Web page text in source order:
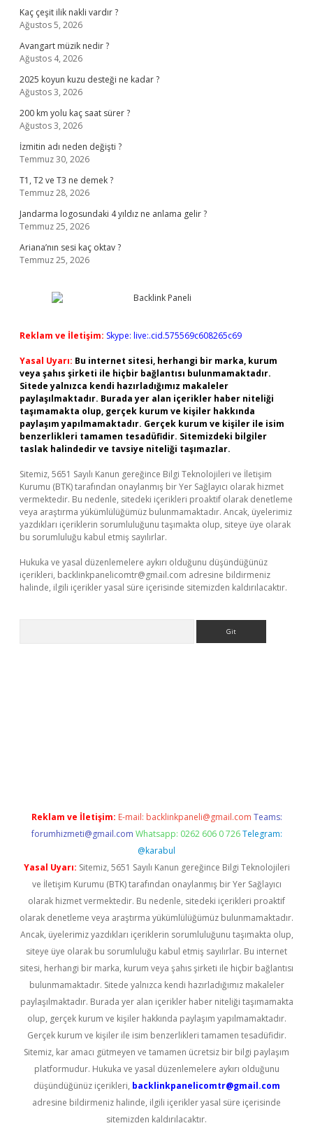
Kaç çeşit ilik nakli vardır ?
Ağustos 5, 2026
Avangart müzik nedir ?
Ağustos 4, 2026
2025 koyun kuzu desteği ne kadar ?
Ağustos 3, 2026
200 km yolu kaç saat sürer ?
Ağustos 3, 2026
İzmitin adı neden değişti ?
Temmuz 30, 2026
T1, T2 ve T3 ne demek ?
Temmuz 28, 2026
Jandarma logosundaki 4 yıldız ne anlama gelir ?
Temmuz 25, 2026
Ariana’nın sesi kaç oktav ?
Temmuz 25, 2026
Reklam ve İletişim: Skype: live:.cid.575569c608265c69
Yasal Uyarı: Bu internet sitesi, herhangi bir marka, kurum
veya şahıs şirketi ile hiçbir bağlantısı bulunmamaktadır.
Sitede yalnızca kendi hazırladığımız makaleler
paylaşılmaktadır. Burada yer alan içerikler haber niteliği
taşımamakta olup, gerçek kurum ve kişiler hakkında
paylaşım yapılmamaktadır. Gerçek kurum ve kişiler ile isim
benzerlikleri tamamen tesadüfidir. Sitemizdeki bilgiler
taslak halindedir ve tavsiye niteliği taşımazlar.
Sitemiz, 5651 Sayılı Kanun gereğince Bilgi Teknolojileri ve İletişim
Kurumu (BTK) tarafından onaylanmış bir Yer Sağlayıcı olarak hizmet
vermektedir. Bu nedenle, sitedeki içerikleri proaktif olarak denetleme
veya araştırma yükümlülüğümüz bulunmamaktadır. Ancak, üyelerimiz
yazdıkları içeriklerin sorumluluğunu taşımakta olup, siteye üye olarak
bu sorumluluğu kabul etmiş sayılırlar.
Hukuka ve yasal düzenlemelere aykırı olduğunu düşündüğünüz
içerikleri, backlinkpanelicomtr@gmail.com adresine bildirmeniz
halinde, ilgili içerikler yasal süre içerisinde sitemizden kaldırılacaktır.
Reklam ve İletişim: E-mail: backlinkpaneli@gmail.com Teams:
forumhizmeti@gmail.com Whatsapp: 0262 606 0 726 Telegram:
@karabul
Yasal Uyarı: Sitemiz, 5651 Sayılı Kanun gereğince Bilgi Teknolojileri
ve İletişim Kurumu (BTK) tarafından onaylanmış bir Yer Sağlayıcı
olarak hizmet vermektedir. Bu nedenle, sitedeki içerikleri proaktif
olarak denetleme veya araştırma yükümlülüğümüz bulunmamaktadır.
Ancak, üyelerimiz yazdıkları içeriklerin sorumluluğunu taşımakta olup,
siteye üye olarak bu sorumluluğu kabul etmiş sayılırlar. Bu internet
sitesi, herhangi bir marka, kurum veya şahıs şirketi ile hiçbir bağlantısı
bulunmamaktadır. Sitede yalnızca kendi hazırladığımız makaleler
paylaşılmaktadır. Burada yer alan içerikler haber niteliği taşımamakta
olup, gerçek kurum ve kişiler hakkında paylaşım yapılmamaktadır.
Gerçek kurum ve kişiler ile isim benzerlikleri tamamen tesadüfidir.
Sitemiz, kar amacı gütmeyen ve tamamen ücretsiz bir bilgi paylaşım
platformudur. Hukuka ve yasal düzenlemelere aykırı olduğunu
düşündüğünüz içerikleri, backlinkpanelicomtr@gmail.com
adresine bildirmeniz halinde, ilgili içerikler yasal süre içerisinde
sitemizden kaldırılacaktır.